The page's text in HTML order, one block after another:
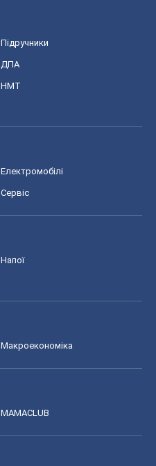
Підручники
ДПА
НМТ
Електромобілі
Сервіс
Напої
Макроекономіка
MAMACLUB